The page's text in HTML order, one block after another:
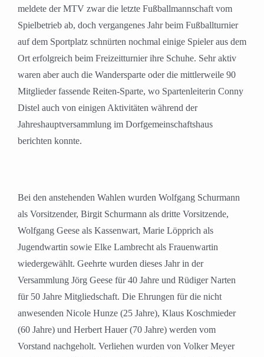
meldete der MTV zwar die letzte Fußballmannschaft vom
Spielbetrieb ab, doch vergangenes Jahr beim Fußballturnier
auf dem Sportplatz schnürten nochmal einige Spieler aus dem
Ort erfolgreich beim Freizeitturnier ihre Schuhe. Sehr aktiv
waren aber auch die Wandersparte oder die mittlerweile 90
Mitglieder fassende Reiten-Sparte, wo Spartenleiterin Conny
Distel auch von einigen Aktivitäten während der
Jahreshauptversammlung im Dorfgemeinschaftshaus
berichten konnte.
Bei den anstehenden Wahlen wurden Wolfgang Schurmann
als Vorsitzender, Birgit Schurmann als dritte Vorsitzende,
Wolfgang Geese als Kassenwart, Marie Löpprich als
Jugendwartin sowie Elke Lambrecht als Frauenwartin
wiedergewählt. Geehrte wurden dieses Jahr in der
Versammlung Jörg Geese für 40 Jahre und Rüdiger Narten
für 50 Jahre Mitgliedschaft. Die Ehrungen für die nicht
anwesenden Nicole Hunze (25 Jahre), Klaus Koschmieder
(60 Jahre) und Herbert Hauer (70 Jahre) werden vom
Vorstand nachgeholt. Verliehen wurden von Volker Meyer